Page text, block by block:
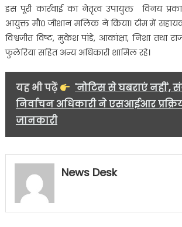
इस पूरी कार्रवाई का नेतृत्व उपायुक्त विनय
आयुक्त मौ० जीशान मलिक ने किया। टीम में
विश्वजीत विष्ट, मुकेश पांडे, आकांक्षा, निशा तथा
फुलेरिया सहित अन्य अधिकारी शामिल रहे।
यह भी पढ़ें
'नोटिस से घबराएं नहीं',
निर्वाचन अधिकारी ने एसआईआर
जानकारी
News Desk